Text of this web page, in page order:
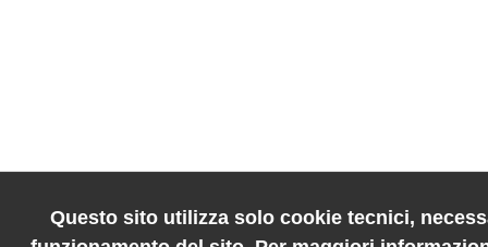
Questo sito utilizza solo cookie tecnici,